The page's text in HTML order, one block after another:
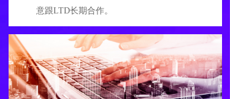
意跟LTD长期合作。